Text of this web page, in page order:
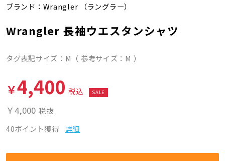
ブランド： Wrangler （ラングラー）
Wrangler 長袖ウエスタンシャツ
タグ表記サイズ：M（ 参考サイズ：M ）
￥4,400 税込 SALE
￥4,000 税抜
40ポイント獲得
詳細